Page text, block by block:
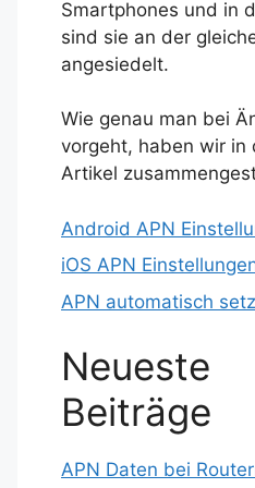
Smartphones und in
sind sie an der
angesiedelt.
Wie genau man bei
vorgeht, haben wir in
Artikel
Android APN
iOS APN
APN automatisch
Neueste
Beiträge
APN Daten bei